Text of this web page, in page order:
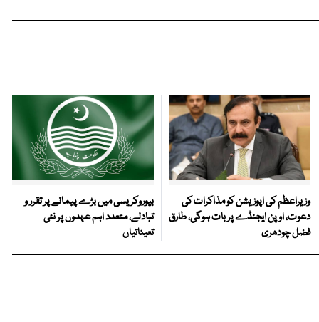
وزیراعظم کی اپوزیشن کو مذاکرات کی
دعوت، اوپن ایجنڈے پر بات ہوگی، طارق
فضل چودھری
بیوروکریسی میں بڑے پیمانے پر تقرر و
تبادلے، متعدد اہم عہدوں پر نئی
تعیناتیاں